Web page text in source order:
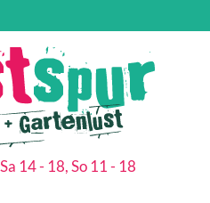
14 - 18, So 11 - 18